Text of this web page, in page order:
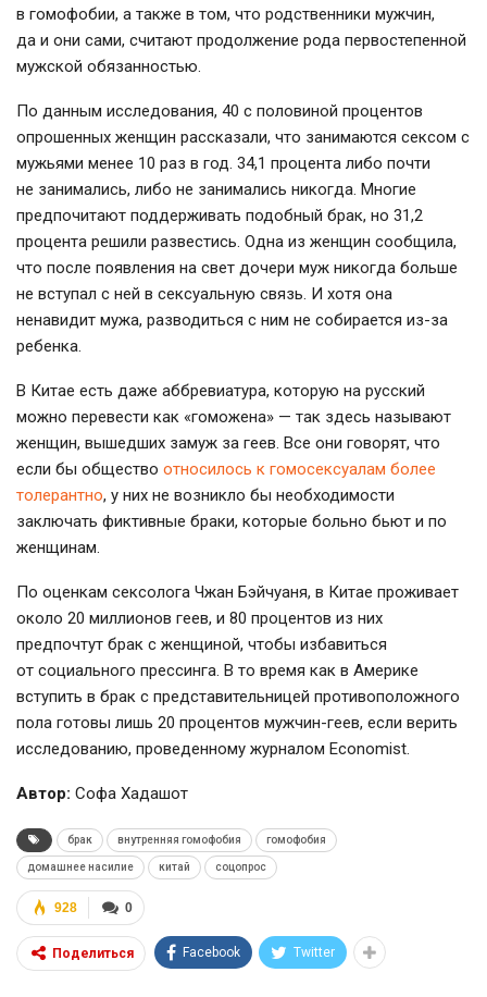
в гомофобии, а также в том, что родственники мужчин,
да и они сами, считают продолжение рода первостепенной
мужской обязанностью.
По данным исследования, 40 с половиной процентов
опрошенных женщин рассказали, что занимаются сексом с
мужьями менее 10 раз в год. 34,1 процента либо почти
не занимались, либо не занимались никогда. Многие
предпочитают поддерживать подобный брак, но 31,2
процента решили развестись. Одна из женщин сообщила,
что после появления на свет дочери муж никогда больше
не вступал с ней в сексуальную связь. И хотя она
ненавидит мужа, разводиться с ним не собирается из-за
ребенка.
В Китае есть даже аббревиатура, которую на русский
можно перевести как «гоможена» — так здесь называют
женщин, вышедших замуж за геев. Все они говорят, что
если бы общество относилось к гомосексуалам более
толерантно, у них не возникло бы необходимости
заключать фиктивные браки, которые больно бьют и по
женщинам.
По оценкам сексолога Чжан Бэйчуаня, в Китае проживает
около 20 миллионов геев, и 80 процентов из них
предпочтут брак с женщиной, чтобы избавиться
от социального прессинга. В то время как в Америке
вступить в брак с представительницей противоположного
пола готовы лишь 20 процентов мужчин-геев, если верить
исследованию, проведенному журналом Economist.
Автор: Софа Хадашот
брак внутренняя гомофобия гомофобия
домашнее насилие китай соцопрос
0
928
Поделиться Facebook Twitter